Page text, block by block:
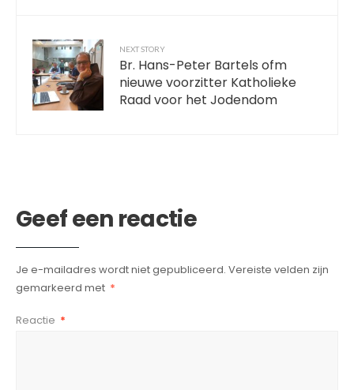
NEXT STORY
Br. Hans-Peter Bartels ofm
nieuwe voorzitter Katholieke
Raad voor het Jodendom
Geef een reactie
Je e-mailadres wordt niet gepubliceerd. Vereiste velden zijn
gemarkeerd met *
Reactie *